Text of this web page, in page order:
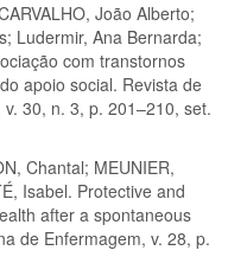
João Alberto;
Ludermir, Ana Bernarda;
com transtornos
apoio social. Revista de
30, n. 3, p. 201–210, set.
Chantal; MEUNIER,
Isabel. Protective and
after a spontaneous
de Enfermagem, v. 28, p.